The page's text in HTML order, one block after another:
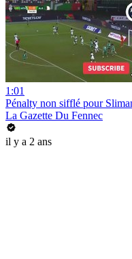
1:01
Pénalty non sifflé pour
La Gazette Du Fennec
il y a 2 ans